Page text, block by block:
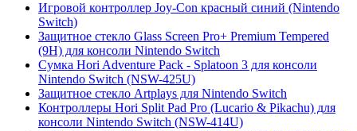
Игровой контроллер Joy-Con красный синий (Nintendo
Switch)
Защитное стекло Glass Screen Pro+ Premium Tempered
(9H) для консоли Nintendo Switch
Сумка Hori Adventure Pack - Splatoon 3 для консоли
Nintendo Switch (NSW-425U)
Защитное стекло Artplays для Nintendo Switch
Контроллеры Hori Split Pad Pro (Lucario & Pikachu) для
консоли Nintendo Switch (NSW-414U)